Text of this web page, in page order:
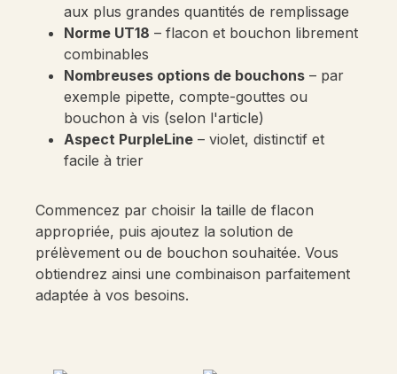
aux plus grandes quantités de remplissage
Norme UT18 – flacon et bouchon librement
combinables
Nombreuses options de bouchons – par
exemple pipette, compte-gouttes ou
bouchon à vis (selon l'article)
Aspect PurpleLine – violet, distinctif et
facile à trier
Commencez par choisir la taille de flacon
appropriée, puis ajoutez la solution de
prélèvement ou de bouchon souhaitée. Vous
obtiendrez ainsi une combinaison parfaitement
adaptée à vos besoins.